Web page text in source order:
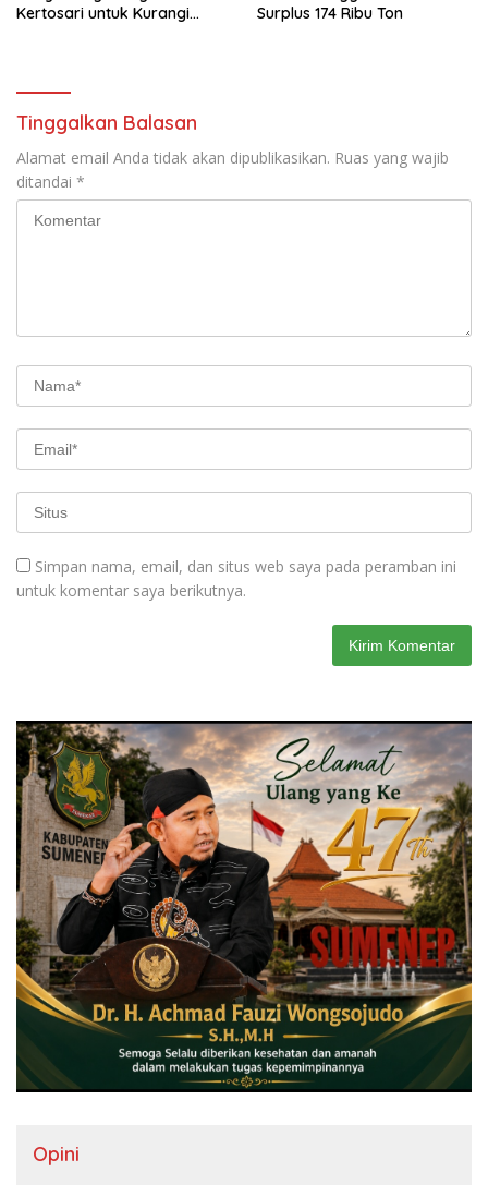
Kertosari untuk Kurangi
Surplus 174 Ribu Ton
Tinggalkan Balasan
Alamat email Anda tidak akan dipublikasikan. Ruas yang wajib
ditandai *
Simpan nama, email, dan situs web saya pada peramban ini
untuk komentar saya berikutnya.
Opini